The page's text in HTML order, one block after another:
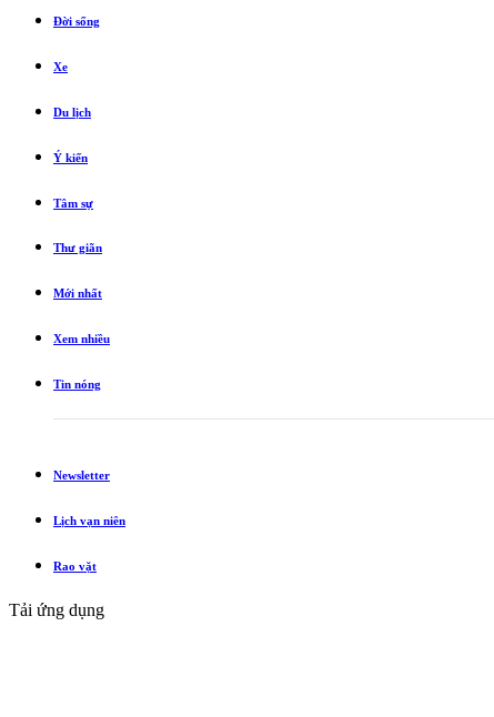
Đời sống
Xe
Du lịch
Ý kiến
Tâm sự
Thư giãn
Mới nhất
Xem nhiều
Tin nóng
Newsletter
Lịch vạn niên
Rao vặt
Tải ứng dụng